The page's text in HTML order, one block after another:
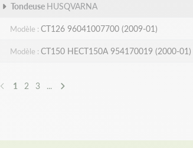
Tondeuse HUSQVARNA
Modèle CT126 96041007700 (2009-01)
Modèle CT150 HECT150A 954170019 (2000-01)
Précédent
1 2 3 ... Suivant